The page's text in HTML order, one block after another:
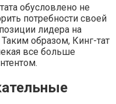
обусловлено не
потребности своей
лидера на
образом, Кинг-тат
все больше